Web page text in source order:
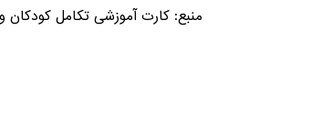
منبع: کارت آموزشی تکامل